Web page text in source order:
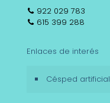
922 029 783
615 399 288
Enlaces de interés
Césped artificial